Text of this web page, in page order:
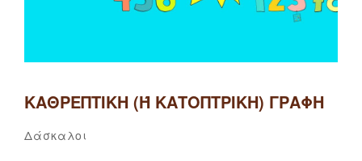
ΚΑΘΡΕΠΤΙΚΉ (Ή ΚΑΤΟΠΤΡΙΚΉ) ΓΡΑΦΉ
Categories
Δάσκαλοι